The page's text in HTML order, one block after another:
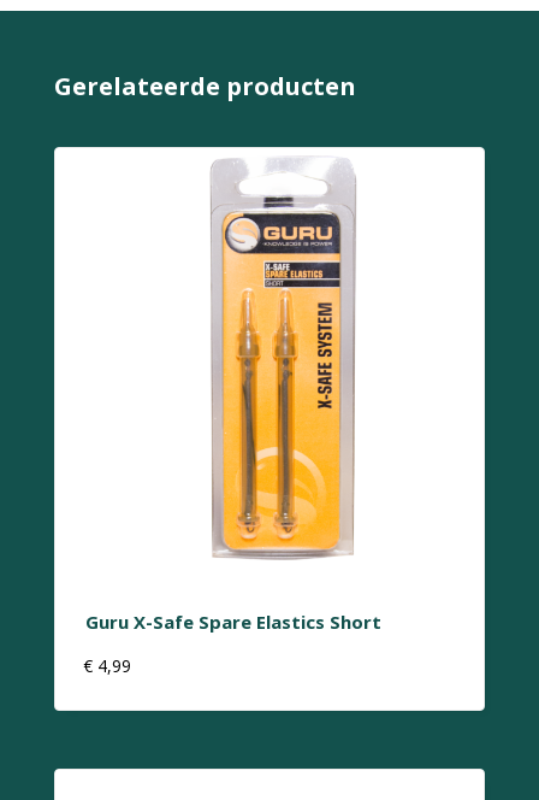
Gerelateerde producten
Guru X-Safe Spare Elastics Short
€ 4,99